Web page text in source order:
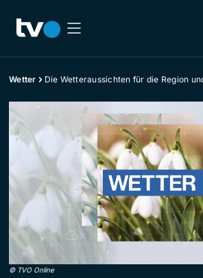
Wetter Die Wetteraussichten für die Region
© TVO Online